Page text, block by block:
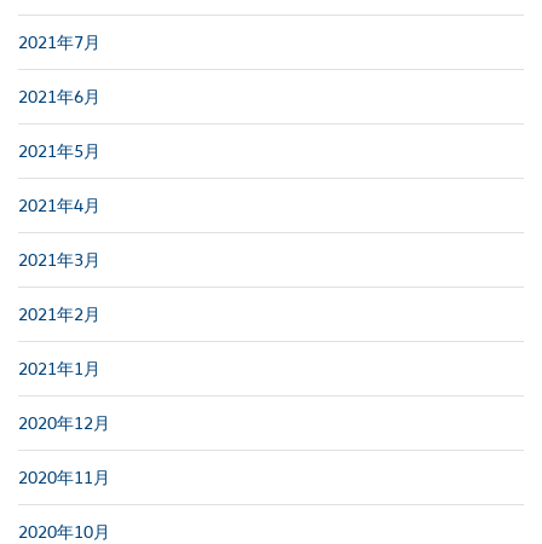
2021年7月
2021年6月
2021年5月
2021年4月
2021年3月
2021年2月
2021年1月
2020年12月
2020年11月
2020年10月